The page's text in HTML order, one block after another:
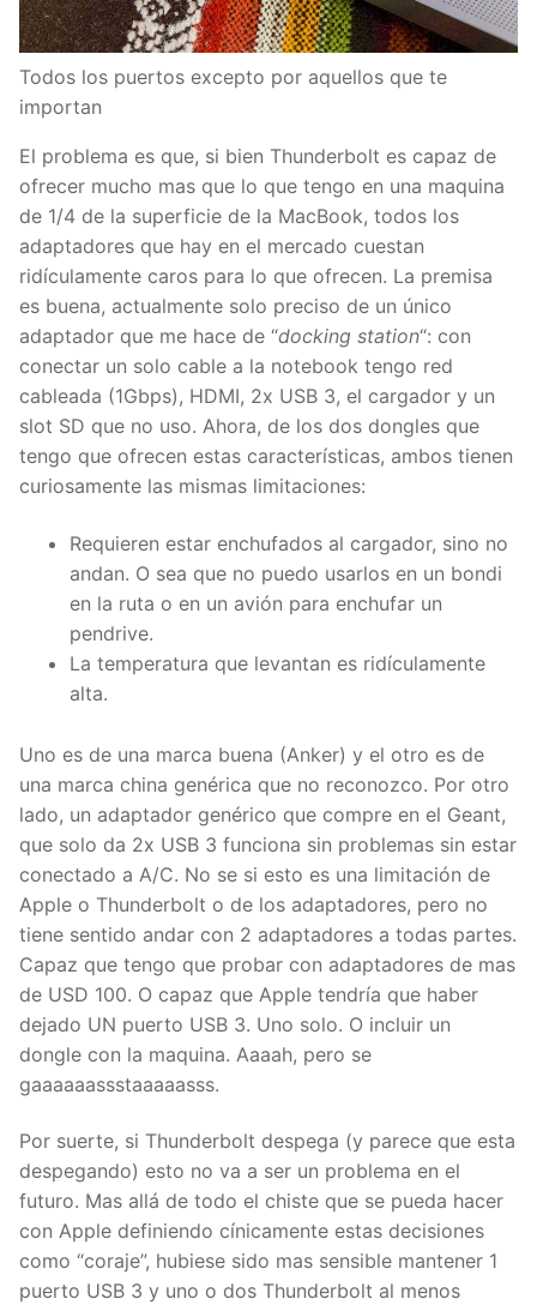
Todos los puertos excepto por aquellos que te
importan
El problema es que, si bien Thunderbolt es capaz de
ofrecer mucho mas que lo que tengo en una maquina
de 1/4 de la superficie de la MacBook, todos los
adaptadores que hay en el mercado cuestan
ridículamente caros para lo que ofrecen. La premisa
es buena, actualmente solo preciso de un único
adaptador que me hace de “docking station“: con
conectar un solo cable a la notebook tengo red
cableada (1Gbps), HDMI, 2x USB 3, el cargador y un
slot SD que no uso. Ahora, de los dos dongles que
tengo que ofrecen estas características, ambos tienen
curiosamente las mismas limitaciones:
Requieren estar enchufados al cargador, sino no
andan. O sea que no puedo usarlos en un bondi
en la ruta o en un avión para enchufar un
pendrive.
La temperatura que levantan es ridículamente
alta.
Uno es de una marca buena (Anker) y el otro es de
una marca china genérica que no reconozco. Por otro
lado, un adaptador genérico que compre en el Geant,
que solo da 2x USB 3 funciona sin problemas sin estar
conectado a A/C. No se si esto es una limitación de
Apple o Thunderbolt o de los adaptadores, pero no
tiene sentido andar con 2 adaptadores a todas partes.
Capaz que tengo que probar con adaptadores de mas
de USD 100. O capaz que Apple tendría que haber
dejado UN puerto USB 3. Uno solo. O incluir un
dongle con la maquina. Aaaah, pero se
gaaaaaassstaaaaasss.
Por suerte, si Thunderbolt despega (y parece que esta
despegando) esto no va a ser un problema en el
futuro. Mas allá de todo el chiste que se pueda hacer
con Apple definiendo cínicamente estas decisiones
como “coraje”, hubiese sido mas sensible mantener 1
puerto USB 3 y uno o dos Thunderbolt al menos